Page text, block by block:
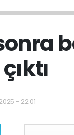
- 22:01